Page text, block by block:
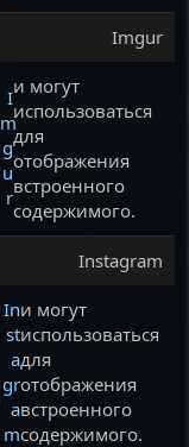
Imgur
I
m
g
u
r
и могут
использоваться
для
отображения
встроенного
содержимого.
Instagram
In
st
a
gr
a
m
и могут
использоваться
для
отображения
встроенного
содержимого.